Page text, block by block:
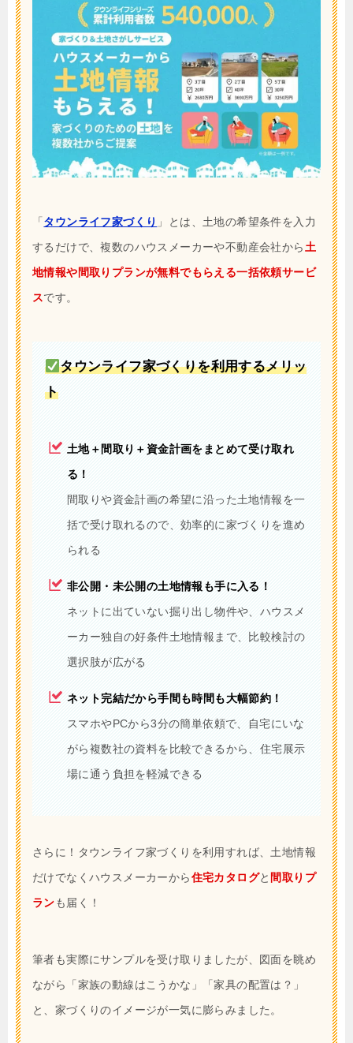
「 タウンライフ家づくり 」とは、土地の希望条件を入力
するだけで、複数のハウスメーカーや不動産会社から 土
地情報や間取りプランが無料でもらえる一括依頼サービ
スです。
タウンライフ家づくりを利用するメリッ
ト
土地＋間取り＋資金計画をまとめて受け取れ
る！
間取りや資金計画の希望に沿った土地情報を一
括で受け取れるので、効率的に家づくりを進め
られる
非公開・未公開の土地情報も手に入る！
ネットに出ていない掘り出し物件や、ハウスメ
ーカー独自の好条件土地情報まで、比較検討の
選択肢が広がる
ネット完結だから手間も時間も大幅節約！
スマホやPCから3分の簡単依頼で、自宅にいな
がら複数社の資料を比較できるから、住宅展示
場に通う負担を軽減できる
さらに！タウンライフ家づくりを利用すれば、土地情報
だけでなくハウスメーカーから住宅カタログと 間取りプ
ランも届く！
筆者も実際にサンプルを受け取りましたが、図面を眺め
ながら「家族の動線はこうかな」「家具の配置は？」
と、家づくりのイメージが一気に膨らみました。